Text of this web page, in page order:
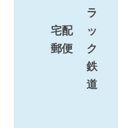
宅配
郵便
ラ
ッ
ク
鉄
道